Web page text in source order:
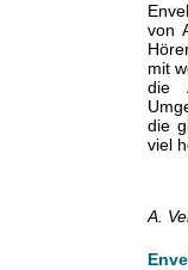
von
mit
die
die
viel
A.